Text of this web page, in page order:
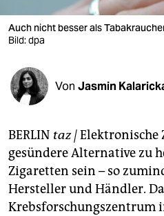
verlag
verlag
veranstaltungen
shop
unterstützen
abo
genossenschaft
Auch nicht besser als
Bild: dpa
Von Jasmin
BERLIN taz |Elektronische
gesündere Alternative zu
Zigaretten sein – so
Hersteller und Händler.
Krebsforschungszentrum